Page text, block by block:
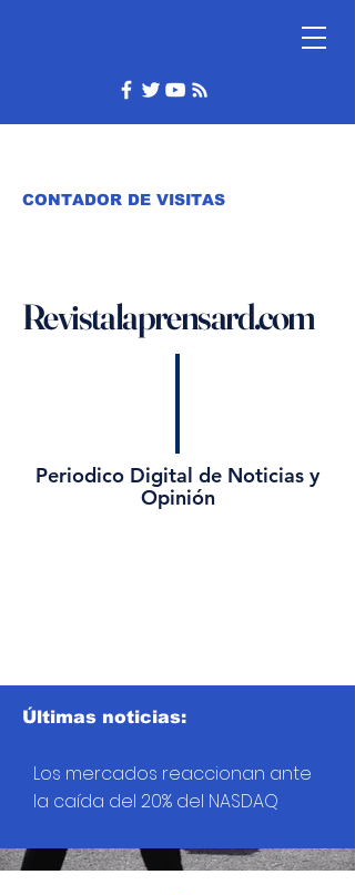
CONTADOR DE VISITAS
Revistalaprensard.com
Periodico Digital de Noticias y
Opinión
Últimas noticias:
Los mercados reaccionan ante
la caída del 20% del NASDAQ